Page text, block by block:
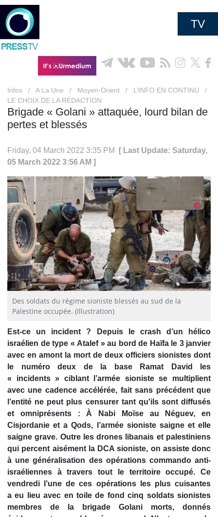
TV
Infos / A La Une / Moyen-Orient / L’INFO EN CONTINU
/
LE CHOIX DE LA RÉDACTION
Brigade « Golani » attaquée, lourd bilan de
pertes et blessés
Friday, 04 March 2022 3:35 PM
[ Last Update: Saturday,
05 March 2022 3:56 AM ]
Des soldats du régime sioniste blessés au sud de la
Palestine occupée. (Illustration)
Est-ce un incident ? Depuis le crash d’un hélico
israélien de type « Atalef » au bord de Haïfa le 3 janvier
avec en amont la mort de deux officiers sionistes dont
le numéro deux de la base Ramat David les
« incidents » ciblant l’armée sioniste se multiplient
avec une cadence accélérée, fait sans précédent que
l’entité ne peut plus censurer tant qu'ils sont diffusés
et omniprésents : À Nabi Moïse au Néguev, en
Cisjordanie et a Qods, l’armée sioniste saigne et elle
saigne grave. Outre les drones libanais et palestiniens
qui percent aisément la DCA sioniste, on assiste donc
à une généralisation des opérations commando anti-
israéliennes à travers tout le territoire occupé. Ce
vendredi l’une de ces opérations les plus cuisantes
a eu lieu avec en toile de fond cinq soldats sionistes
membres de la brigade Golani morts, donnés